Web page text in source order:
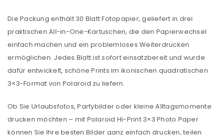
Die Packung enthält 30 Blatt Fotopapier, geliefert in drei
praktischen All-in-One-Kartuschen, die den Papierwechsel
einfach machen und ein problemloses Weiterdrucken
ermöglichen. Jedes Blatt ist sofort einsatzbereit und wurde
dafür entwickelt, schöne Prints im ikonischen quadratischen
3×3-Format von Polaroid zu liefern.
Ob Sie Urlaubsfotos, Partybilder oder kleine Alltagsmomente
drucken möchten – mit Polaroid Hi-Print 3×3 Photo Paper
können Sie Ihre besten Bilder ganz einfach drucken, teilen